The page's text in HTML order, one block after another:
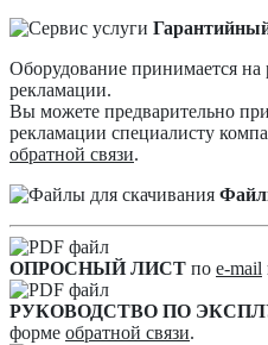
Оборудование принимается
рекламации.
Вы можете предварительно
рекламации специалисту
обратной связи.
ОПРОСНЫЙ ЛИСТ по e-mail
РУКОВОДСТВО ПО
форме обратной связи.